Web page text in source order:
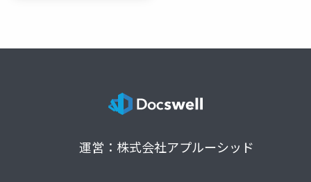
運営：株式会社アプルーシッド